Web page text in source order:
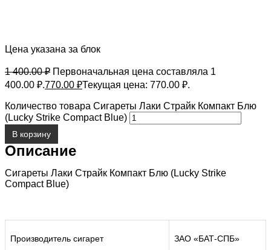
Цена указана за блок
1 400.00₽ Первоначальная цена составляла 1
400.00 ₽.770.00 ₽Текущая цена: 770.00 ₽.
Количество товара Сигареты Лаки Страйк Компакт Блю
(Lucky Strike Compact Blue)
В корзину
Описание
Сигареты Лаки Страйк Компакт Блю (Lucky Strike
Compact Blue)
Производитель сигарет ЗАО «БАТ-СПБ»